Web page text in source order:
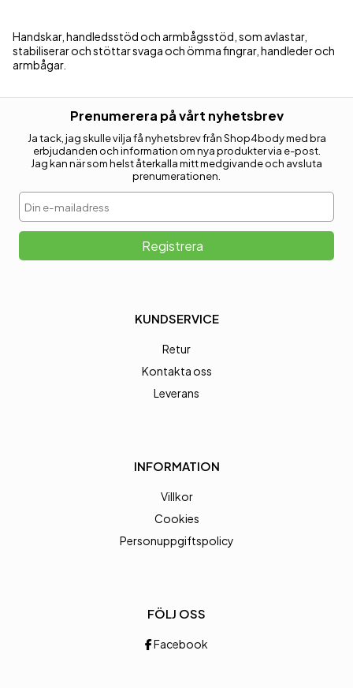
Handskar, handledsstöd och armbågsstöd, som avlastar,
stabiliserar och stöttar svaga och ömma fingrar, handleder och
armbågar.
Prenumerera på vårt nyhetsbrev
Ja tack, jag skulle vilja få nyhetsbrev från Shop4body med bra
erbjudanden och information om nya produkter via e-post.
Jag kan när som helst återkalla mitt medgivande och avsluta
prenumerationen.
Din e-mailadress
Registrera
KUNDSERVICE
Retur
Kontakta oss
Leverans
INFORMATION
Villkor
Cookies
Personuppgiftspolicy
FÖLJ OSS
Facebook